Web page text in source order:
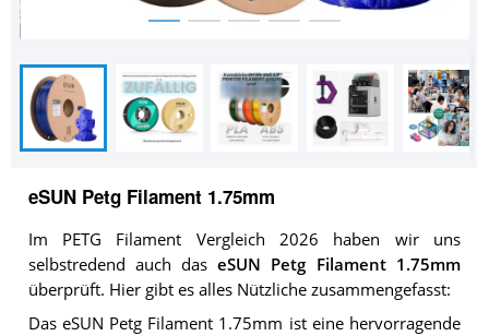
eSUN Petg Filament 1.75mm
Im PETG Filament Vergleich 2026 haben wir uns
selbstredend auch daseSUN Petg Filament 1.75mm
überprüft. Hier gibt es alles Nützliche zusammengefasst:
Das eSUN Petg Filament 1.75mm ist eine hervorragende